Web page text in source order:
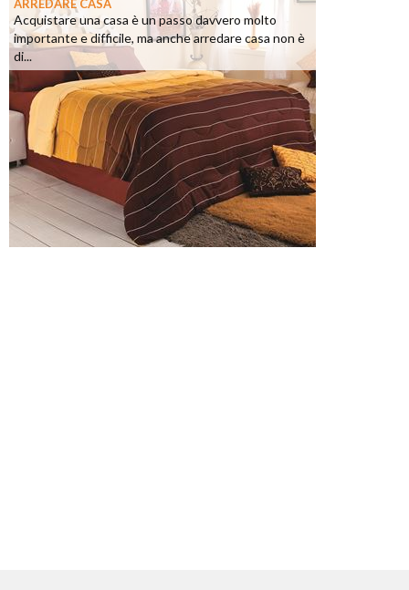
ARREDARE CASA
Acquistare una casa è un passo davvero molto
importante e difficile, ma anche arredare casa non è
di...